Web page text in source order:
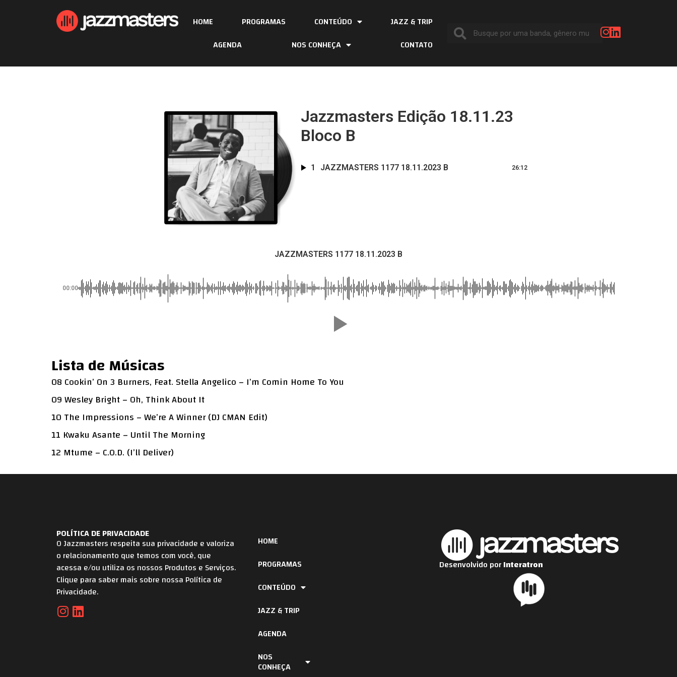
HOME PROGRAMAS CONTEÚDO
JAZZ & TRIP
AGENDA
NOS CONHEÇA CONTATO
Jazzmasters Edição 18.11.23
Bloco B
1 JAZZMASTERS 1177 18.11.2023 B 26:12
JAZZMASTERS 1177 18.11.2023 B
00:00
Lista de Músicas
08 Cookin’ On 3 Burners, Feat. Stella Angelico – I’m Comin Home To You
09 Wesley Bright – Oh, Think About It
10 The Impressions – We’re A Winner (DJ CMAN Edit)
11 Kwaku Asante – Until The Morning
12 Mtume – C.O.D. (I’ll Deliver)
POLÍTICA DE PRIVACIDADE
O Jazzmasters respeita sua privacidade e valoriza
o relacionamento que temos com você, que
acessa e/ou utiliza os nossos Produtos e Serviços.
Clique para saber mais sobre nossa Política de
Privacidade.
HOME
PROGRAMAS
CONTEÚDO
JAZZ & TRIP
AGENDA
NOS
CONHEÇA
Desenvolvido porInteratron